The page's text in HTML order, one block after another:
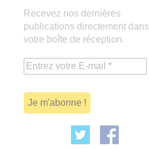
Recevez nos dernières
publications directement dans
votre boîte de réception.